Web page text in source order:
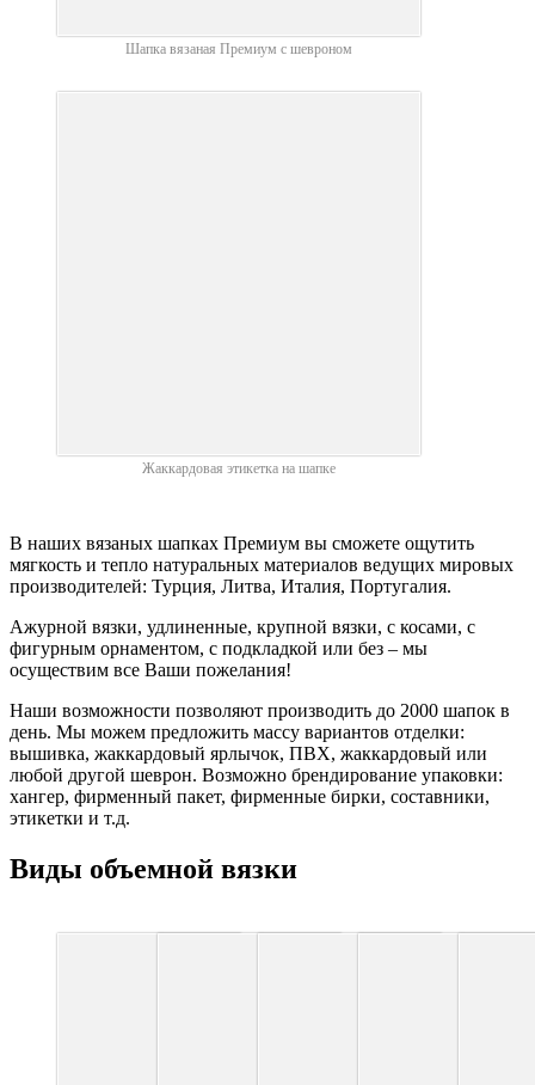
Шапка вязаная Премиум с шевроном
Жаккардовая этикетка на шапке
В наших вязаных шапках Премиум вы сможете ощутить
мягкость и тепло натуральных материалов ведущих мировых
производителей: Турция, Литва, Италия, Португалия.
Ажурной вязки, удлиненные, крупной вязки, с косами, с
фигурным орнаментом, с подкладкой или без – мы
осуществим все Ваши пожелания!
Наши возможности позволяют производить до 2000 шапок в
день. Мы можем предложить массу вариантов отделки:
вышивка, жаккардовый ярлычок, ПВХ, жаккардовый или
любой другой шеврон. Возможно брендирование упаковки:
хангер, фирменный пакет, фирменные бирки, составники,
этикетки и т.д.
Виды объемной вязки